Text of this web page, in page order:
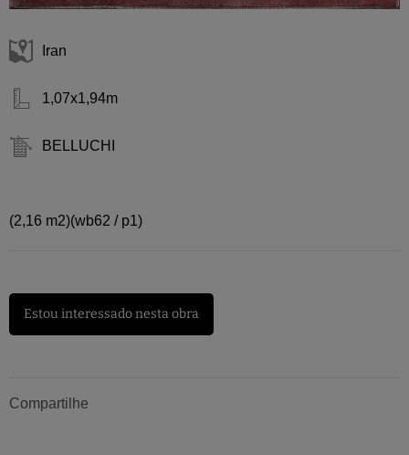
Iran
1,07x1,94m
BELLUCHI
(2,16 m2)(wb62 / p1)
Estou interessado nesta obra
Compartilhe